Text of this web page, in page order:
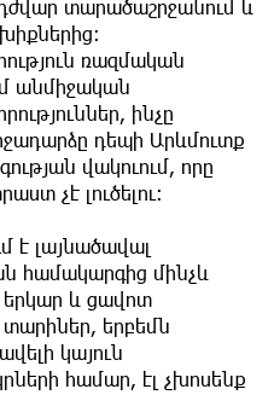
տարածաշրջանում և
ռազմական
անմիջական
ինչը
դեպի Արևմուտք
վակուում, որը
չէ լուծելու։
է լայնածավալ
համակարգից մինչև
երկար և ցավոտ
երբեմն
կայուն
համար, էլ չխոսենք